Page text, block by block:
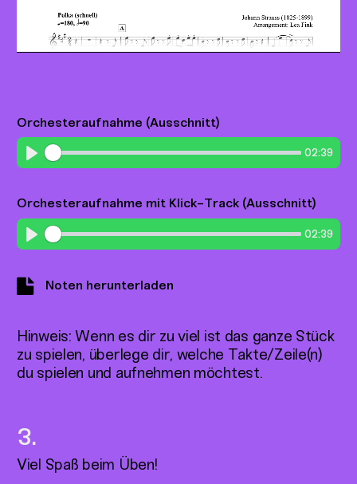
Orchesteraufnahme (Ausschnitt)
Play
02:39
Orchesteraufnahme mit Klick-Track (Ausschnitt)
Play
02:39
Noten herunterladen
Hinweis: Wenn es dir zu viel ist das ganze Stück
zu spielen, überlege dir, welche Takte/Zeile(n)
du spielen und aufnehmen möchtest.
Viel Spaß beim Üben!